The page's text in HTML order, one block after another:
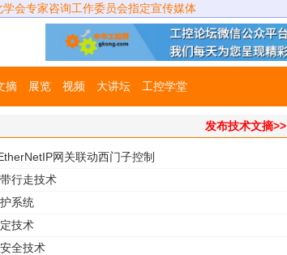
学会专家咨询工作委员会指定宣传媒体
摘 展览 视频 大讲坛 工控学堂
发布技术文摘>>
网关联动西门子控制
行走技术
系统
技术
全技术